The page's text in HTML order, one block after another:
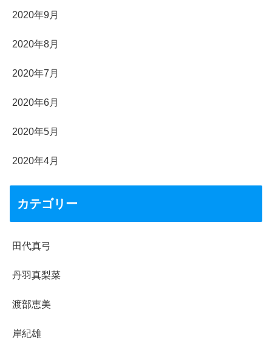
2020年9月
2020年8月
2020年7月
2020年6月
2020年5月
2020年4月
カテゴリー
田代真弓
丹羽真梨菜
渡部恵美
岸紀雄